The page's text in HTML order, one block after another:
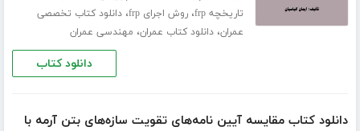
تاریخچه frp ،روش اجرای frp ،دانلود کتاب تخصصی
عمران،دانلود کتاب عمران، مهندسی عمران
دانلود کتاب
دانلود کتاب مقایسه آیین نامه‌های تقویت سازه‌های بتن آرمه با